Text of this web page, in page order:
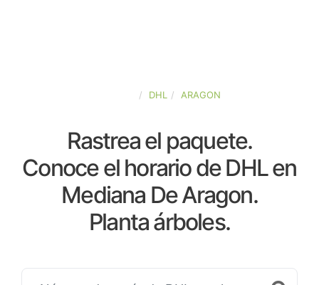
DHL ARAGON
Rastrea el paquete.
Conoce el horario de DHL en
Mediana De Aragon.
Planta árboles.